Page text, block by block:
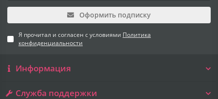
Оформить подписку
Я прочитал и согласен с условиями Политика
конфиденциальности
Информация
Служба поддержки